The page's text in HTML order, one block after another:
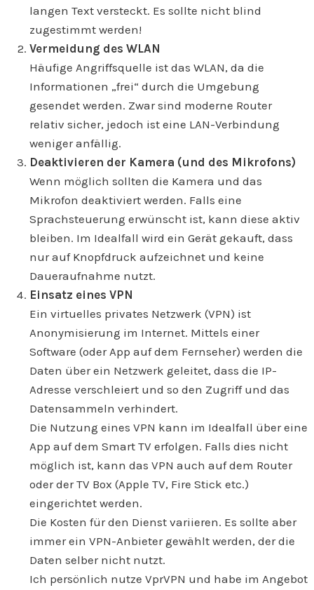
langen Text versteckt. Es sollte nicht blind
zugestimmt werden!
Vermeidung des WLAN
Häufige Angriffsquelle ist das WLAN, da die
Informationen „frei“ durch die Umgebung
gesendet werden. Zwar sind moderne Router
relativ sicher, jedoch ist eine LAN-Verbindung
weniger anfällig.
Deaktivieren der Kamera (und des Mikrofons)
Wenn möglich sollten die Kamera und das
Mikrofon deaktiviert werden. Falls eine
Sprachsteuerung erwünscht ist, kann diese aktiv
bleiben. Im Idealfall wird ein Gerät gekauft, dass
nur auf Knopfdruck aufzeichnet und keine
Daueraufnahme nutzt.
Einsatz eines VPN
Ein virtuelles privates Netzwerk (VPN) ist
Anonymisierung im Internet. Mittels einer
Software (oder App auf dem Fernseher) werden die
Daten über ein Netzwerk geleitet, dass die IP-
Adresse verschleiert und so den Zugriff und das
Datensammeln verhindert.
Die Nutzung eines VPN kann im Idealfall über eine
App auf dem Smart TV erfolgen. Falls dies nicht
möglich ist, kann das VPN auch auf dem Router
oder der TV Box (Apple TV, Fire Stick etc.)
eingerichtet werden.
Die Kosten für den Dienst variieren. Es sollte aber
immer ein VPN-Anbieter gewählt werden, der die
Daten selber nicht nutzt.
Ich persönlich nutze VprVPN und habe im Angebot